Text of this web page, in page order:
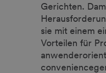
Gerichten.
sie mit einem
Vorteilen für